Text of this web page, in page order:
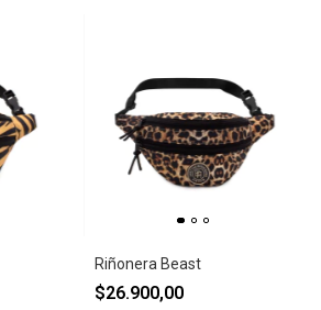
Riñonera Beast
$26.900,00